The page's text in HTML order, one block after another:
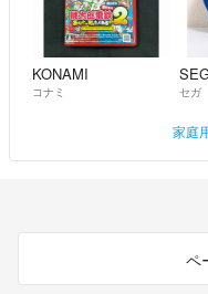
KONAMI
コナミ セガ
家庭
ペ